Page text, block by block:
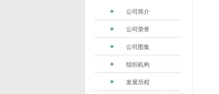
公司简介
公司荣誉
公司图集
组织机构
发展历程